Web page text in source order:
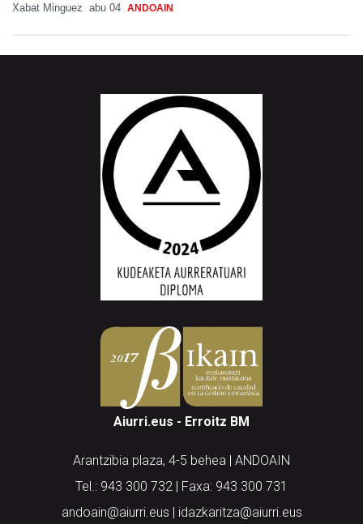
Xabat Minguez abu 04 ANDOAIN
Aiurri.eus - Erroitz BM
Arantzibia plaza, 4-5 behea | ANDOAIN
Tel.: 943 300 732 | Faxa: 943 300 731
andoain@aiurri.eus | idazkaritza@aiurri.eus